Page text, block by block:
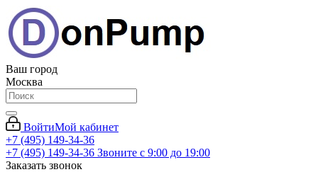
Ваш город
Москва
ВойтиМой кабинет
+7 (495) 149-34-36
+7 (495) 149-34-36 Звоните с 9:00 до 19:00
Заказать звонок